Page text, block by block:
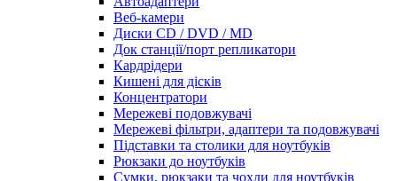
Веб-камери
Диски CD / DVD / MD
Док станції/порт репликатори
Кардрідери
Кишені для дісків
Концентратори
Мережеві подовжувачі
Мережеві фільтри, адаптери та подовжувачі
Підставки та столики для ноутбуків
Рюкзаки до ноутбуків
Сумки, рюкзаки та чохли для ноутбуків